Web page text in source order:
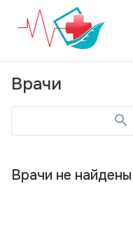
Врачи
Врачи не найдены